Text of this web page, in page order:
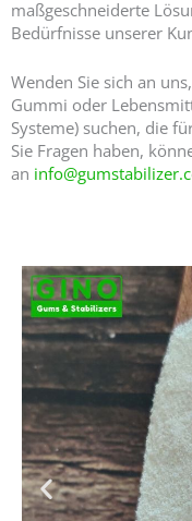
maßgeschneiderte
Bedürfnisse unserer
Wenden Sie sich an
Gummi oder
Systeme) suchen, die
Sie Fragen haben,
an